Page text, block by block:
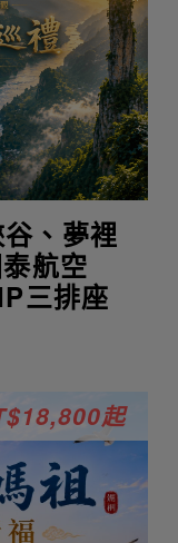
、夢裡
航空
三排座
起